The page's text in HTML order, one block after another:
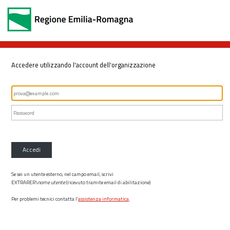
Accedere utilizzando l'account dell'organizzazione
Accedi
Se sei un utente esterno, nel campo email, scrivi
EXTRARER\nome utente(ricevuto tramite email di abilitazione)
Per problemi tecnici contatta l’assistenza informatica.